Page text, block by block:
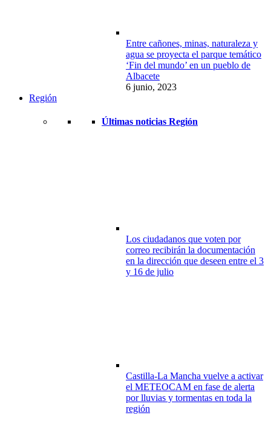
Entre cañones, minas, naturaleza y
agua se proyecta el parque temático
‘Fin del mundo’ en un pueblo de
Albacete
6 junio, 2023
Región
Últimas noticias Región
Los ciudadanos que voten por
correo recibirán la documentación
en la dirección que deseen entre el 3
y 16 de julio
Castilla-La Mancha vuelve a activar
el METEOCAM en fase de alerta
por lluvias y tormentas en toda la
región